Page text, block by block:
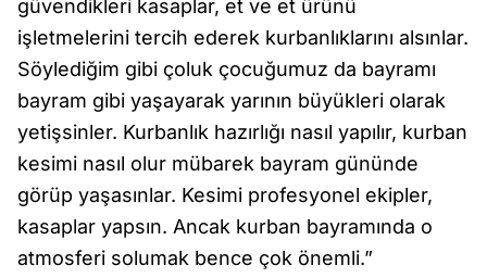
güvendikleri kasaplar, et ve et ürünü
işletmelerini tercih ederek kurbanlıklarını alsınlar.
Söylediğim gibi çoluk çocuğumuz da bayramı
bayram gibi yaşayarak yarının büyükleri olarak
yetişsinler. Kurbanlık hazırlığı nasıl yapılır, kurban
kesimi nasıl olur mübarek bayram gününde
görüp yaşasınlar. Kesimi profesyonel ekipler,
kasaplar yapsın. Ancak kurban bayramında o
atmosferi solumak bence çok önemli.”